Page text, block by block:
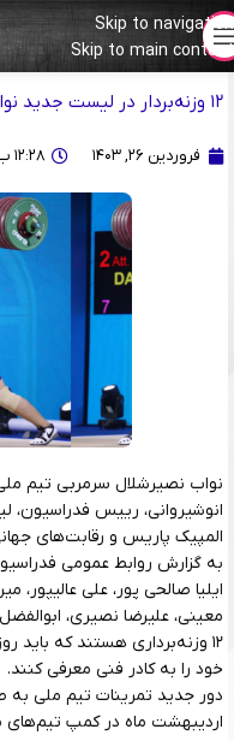
Skip to navigation
Skip to main content
دور جدید تمرینات از اول
۱۲ وزنه‌بردار در لیست جدید نواب نصیرشلال
فروردین ۲۶, ۱۴۰۳ ۱۲:۲۸ ب٫ظ
نواب نصیرشلال سرمربی تیم
المپیک پاریس و رقابت‌های جهانی ۲۰۲۴ منامه اعلام
به گزارش روابط عمومی فدراسیون
ایلیا صالحی پور، علی عالیپور،
معینی، علیرضا نصیری،
خود را به کادر فنی معرفی کنند.
دور جدید تمرینات تیم ملی به
اردیبهشت ماه در کمپ تیم‌های